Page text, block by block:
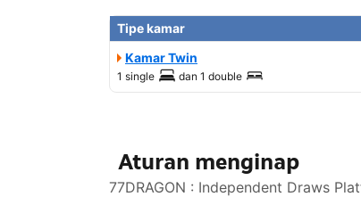
Tipe kamar
Kamar Twin
1 single dan 1 double
Aturan menginap
77DRAGON : Independent Draws